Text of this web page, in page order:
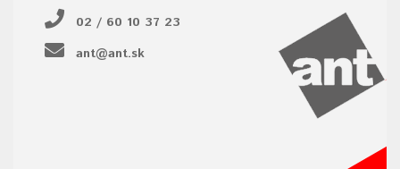
02 / 60 10 37 23
ant@ant.sk